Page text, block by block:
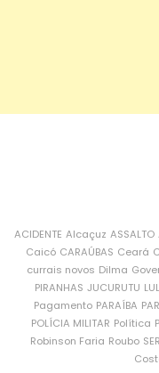
ACIDENTE Alcaçuz ASSALTO
Caicó CARAÚBAS Ceará
currais novos Dilma
PIRANHAS JUCURUTU
Pagamento PARAÍBA
POLÍCIA MILITAR Política
Robinson Faria Roubo